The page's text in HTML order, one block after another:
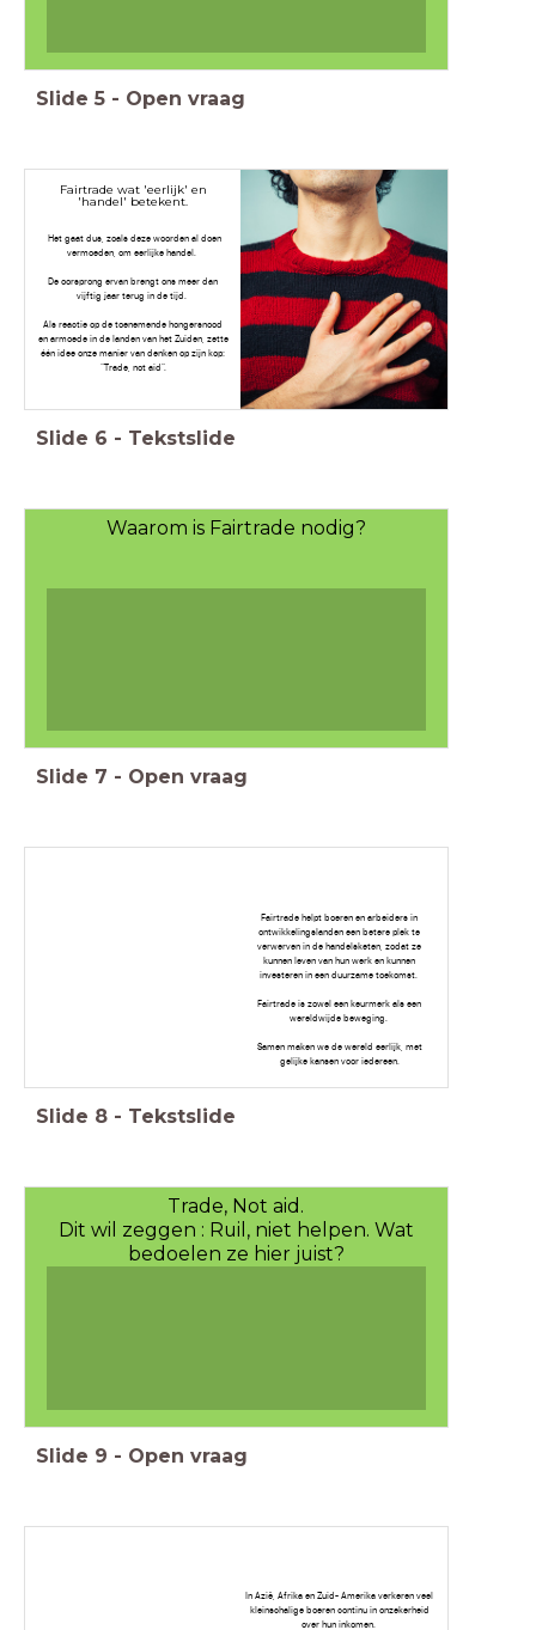
Slide 5 - Open vraag
Fairtrade wat 'eerlijk' en
'handel' betekent.
Het gaat dus, zoals deze woorden al doen
vermoeden, om eerlijke handel.
De oorsprong ervan brengt ons meer dan
vijftig jaar terug in de tijd.
Als reactie op de toenemende hongersnood
en armoede in de landen van het Zuiden, zette
één idee onze manier van denken op zijn kop:
“Trade, not aid”.
Slide 6 - Tekstslide
Waarom is Fairtrade nodig?
Slide 7 - Open vraag
Fairtrade helpt boeren en arbeiders in
ontwikkelingslanden een betere plek te
verwerven in de handelsketen, zodat ze
kunnen leven van hun werk en kunnen
investeren in een duurzame toekomst.
Fairtrade is zowel een keurmerk als een
wereldwijde beweging.
Samen maken we de wereld eerlijk, met
gelijke kansen voor iedereen.
Slide 8 - Tekstslide
Trade, Not aid.
Dit wil zeggen : Ruil, niet helpen. Wat
bedoelen ze hier juist?
Slide 9 - Open vraag
In Azië, Afrika en Zuid- Amerika verkeren veel
kleinschalige boeren continu in onzekerheid
over hun inkomen.